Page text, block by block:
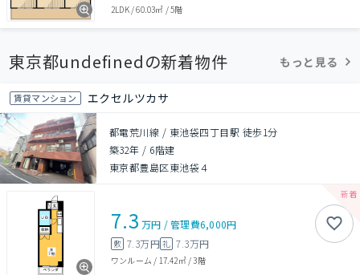
2LDK/60.03㎡ /5階
東京都undefinedの新着物件 もっと見る
賃貸マンション エクセルツカサ
都電荒川線 / 東池袋四丁目駅 徒歩1分
築32年 / 6階建
東京都豊島区東池袋４
7.3 万円 /管理費6,000円
敷 7.3万円礼 7.3万円
ワンルーム / 17.42㎡/3階